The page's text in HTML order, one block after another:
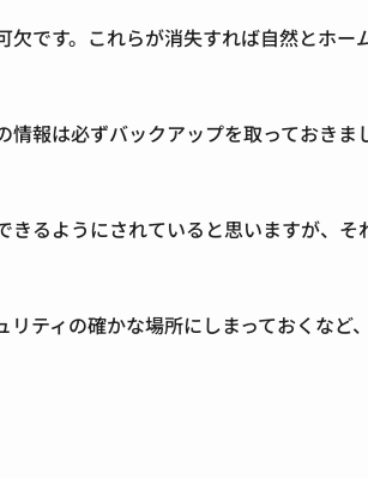
です。これらが消失すれば自然とホー
報は必ずバックアップを取っておきま
るようにされていると思いますが、そ
ティの確かな場所にしまっておくなど、